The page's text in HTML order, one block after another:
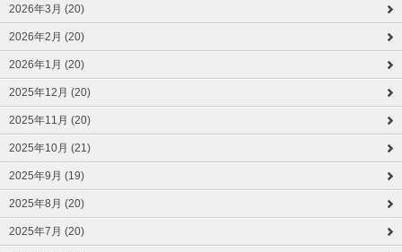
2026年3月 (20)
2026年2月 (20)
2026年1月 (20)
2025年12月 (20)
2025年11月 (20)
2025年10月 (21)
2025年9月 (19)
2025年8月 (20)
2025年7月 (20)